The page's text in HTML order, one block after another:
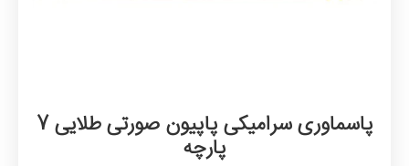
پاسماوری سرامیکی پاپیون صورتی طلایی 7
پارچه